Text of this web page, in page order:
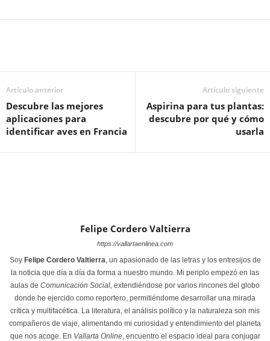
Artículo anterior
Descubre las mejores
aplicaciones para
identificar aves en Francia
Artículo siguiente
Aspirina para tus plantas:
descubre por qué y cómo
usarla
Felipe Cordero Valtierra
https://vallartaenlinea.com
Soy Felipe Cordero Valtierra , un apasionado de las letras y los entresijos de
la noticia que día a día da forma a nuestro mundo. Mi periplo empezó en las
aulas de Comunicación Social , extendiéndose por varios rincones del globo
donde he ejercido como reportero, permitiéndome desarrollar una mirada
crítica y multifacética. La literatura, el análisis político y la naturaleza son mis
compañeros de viaje, alimentando mi curiosidad y entendimiento del planeta
que nos acoge. En Vallarta Online, encuentro el espacio ideal para conjugar